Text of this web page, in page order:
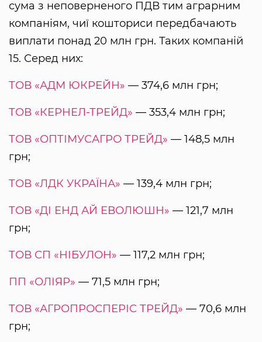
сума з неповерненого ПДВ тим аграрним
компаніям, чиї кошториси передбачають
виплати понад 20 млн грн. Таких компаній
15. Серед них:
ТОВ «АДМ ЮКРЕЙН» — 374,6 млн грн;
ТОВ «КЕРНЕЛ-ТРЕЙД» — 353,4 млн грн;
ТОВ «ОПТІМУСАГРО ТРЕЙД» — 148,5 млн
грн;
ТОВ «ЛДК УКРАЇНА» — 139,4 млн грн;
ТОВ «ДІ ЕНД АЙ ЕВОЛЮШН» — 121,7 млн
грн;
ТОВ СП «НІБУЛОН» — 117,2 млн грн;
ПП «ОЛІЯР» — 71,5 млн грн;
ТОВ «АГРОПРОСПЕРІС ТРЕЙД» — 70,6 млн
грн;